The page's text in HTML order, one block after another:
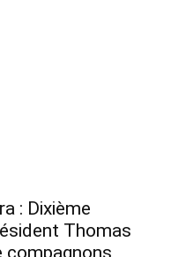
: Dixième
Thomas
compagnons